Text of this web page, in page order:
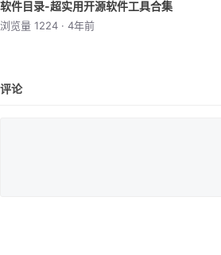
软件目录-超实用开源软件工具合集
浏览量 1224 · 4年前
评论